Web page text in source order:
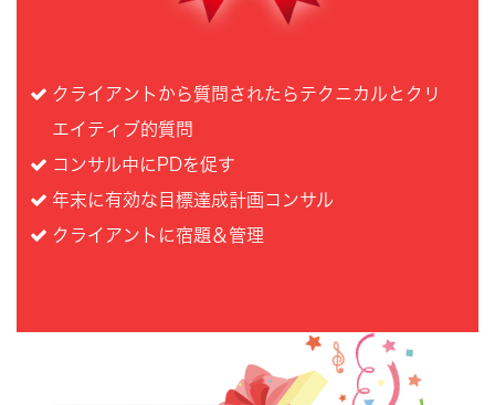
クライアントから質問されたらテクニカルとクリ
エイティブ的質問
コンサル中にPDを促す
年末に有効な目標達成計画コンサル
クライアントに宿題＆管理